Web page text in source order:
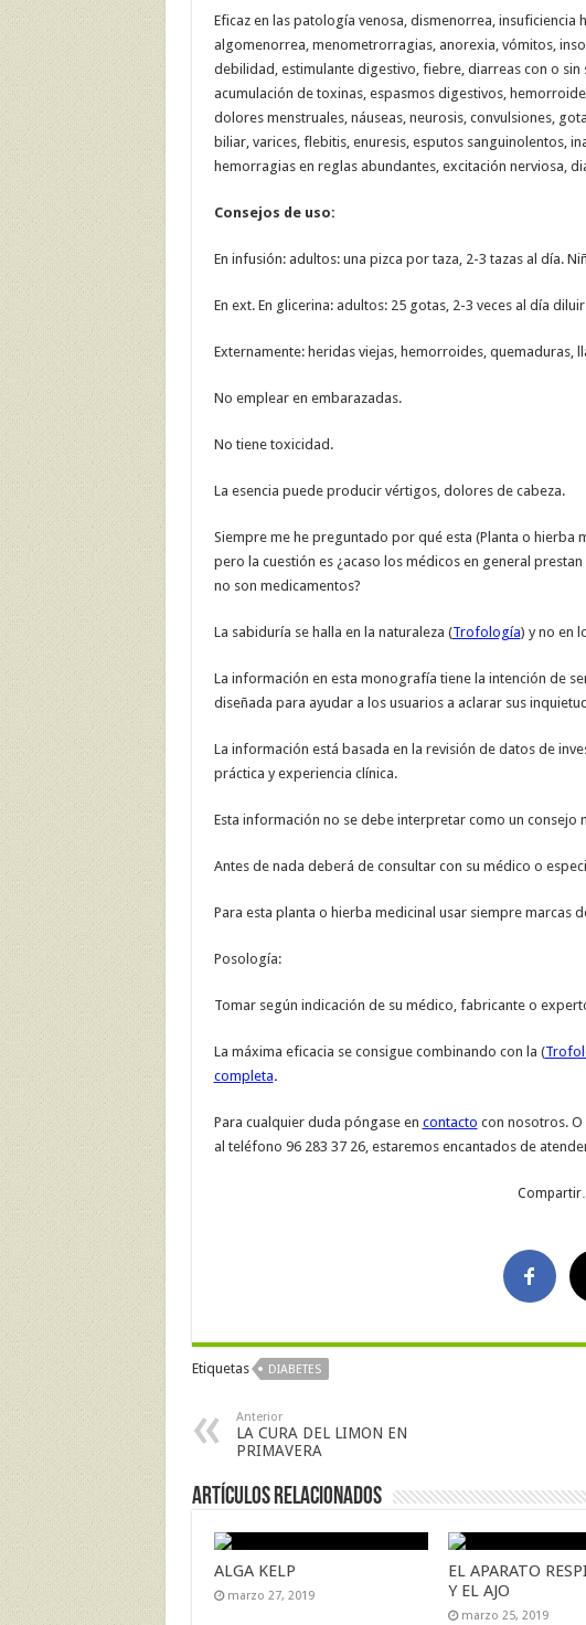
Eficaz en las patología venosa, dismenorrea, insuficiencia
algomenorrea, menometrorragias, anorexia, vómitos,
debilidad, estimulante digestivo, fiebre, diarreas con o sin
acumulación de toxinas, espasmos digestivos,
dolores menstruales, náuseas, neurosis, convulsiones,
biliar, varices, flebitis, enuresis, esputos sanguinolentos,
hemorragias en reglas abundantes, excitación nerviosa,
Consejos de uso:
En infusión: adultos: una pizca por taza, 2-3 tazas al día.
En ext. En glicerina: adultos: 25 gotas, 2-3 veces al día
Externamente: heridas viejas, hemorroides, quemaduras,
No emplear en embarazadas.
No tiene toxicidad.
La esencia puede producir vértigos, dolores de cabeza.
Siempre me he preguntado por qué esta (Planta o hierba
pero la cuestión es ¿acaso los médicos en general
no son medicamentos?
La sabiduría se halla en la naturaleza (Trofología) y no en
La información en esta monografía tiene la intención de
diseñada para ayudar a los usuarios a aclarar sus
La información está basada en la revisión de datos de
práctica y experiencia clínica.
Esta información no se debe interpretar como un consejo
Antes de nada deberá de consultar con su médico o
Para esta planta o hierba medicinal usar siempre marcas
Posología:
Tomar según indicación de su médico, fabricante o
La máxima eficacia se consigue combinando con la (
completa.
Para cualquier duda póngase en contacto con nosotros. O
al teléfono 96 283 37 26, estaremos encantados de
Etiquetas DIABETES
Anterior
LA CURA DEL LIMON EN
PRIMAVERA
Artículos Relacionados
ALGA KELP
marzo 27, 2019
EL APARATO
Y EL AJO
marzo 25, 2019